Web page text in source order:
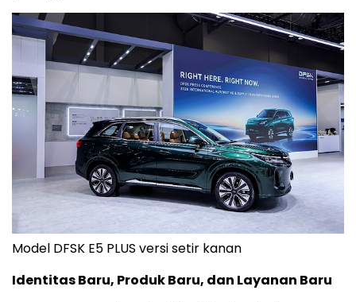
Model DFSK E5 PLUS versi setir kanan
Identitas Baru, Produk Baru, dan Layanan Baru